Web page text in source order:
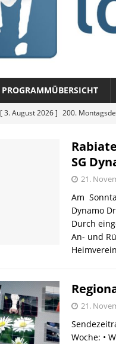
PROGRAMMÜBERSICHT
[ 3. August 2026 ] 200.
Regionalmagazin
Herzliche
FRM-TV
SG
21.
Am
Dynamo
Durch
An- und
21.
Woche: •